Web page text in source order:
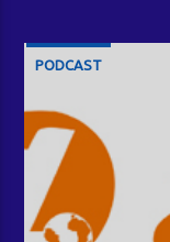
PODCAST